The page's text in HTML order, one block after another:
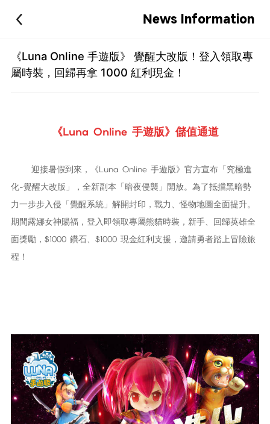
News Information
《Luna Online 手遊版》 覺醒大改版！登入領取專
屬時裝，回歸再拿 1000 紅利現金！
《Luna Online 手遊版》儲值通道
迎接暑假到來，《Luna Online 手遊版》官方宣布「究極進
化-覺醒大改版」，全新副本「暗夜侵襲」開放。為了抵擋黑暗勢
力一步步入侵「覺醒系統」解開封印，戰力、怪物地圖全面提升。
期間露娜女神賜福，登入即領取專屬熊貓時裝，新手、回歸英雄全
面獎勵，$1000 鑽石、$1000 現金紅利支援，邀請勇者踏上冒險旅
程！